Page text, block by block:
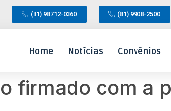
(81) 98712-0360 (81) 9908-2500
Home Notícias Convênios
firmado com a